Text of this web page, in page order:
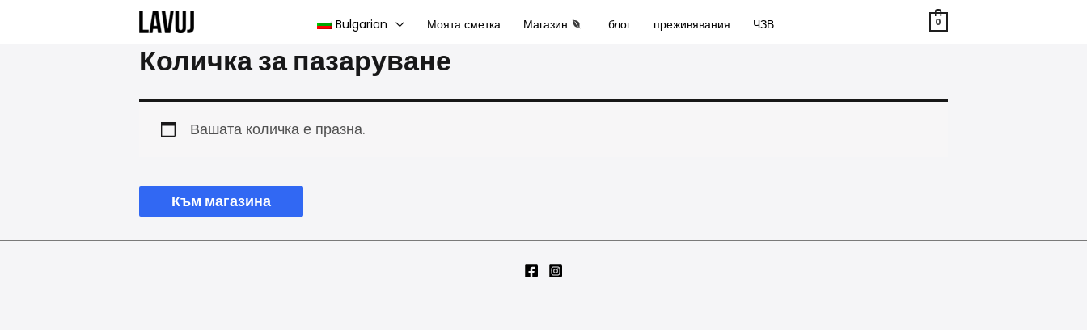
Bulgarian Моята сметка Магазин блог преживявания ЧЗВ 0
Количка за пазаруване
Вашата количка е празна.
Към магазина